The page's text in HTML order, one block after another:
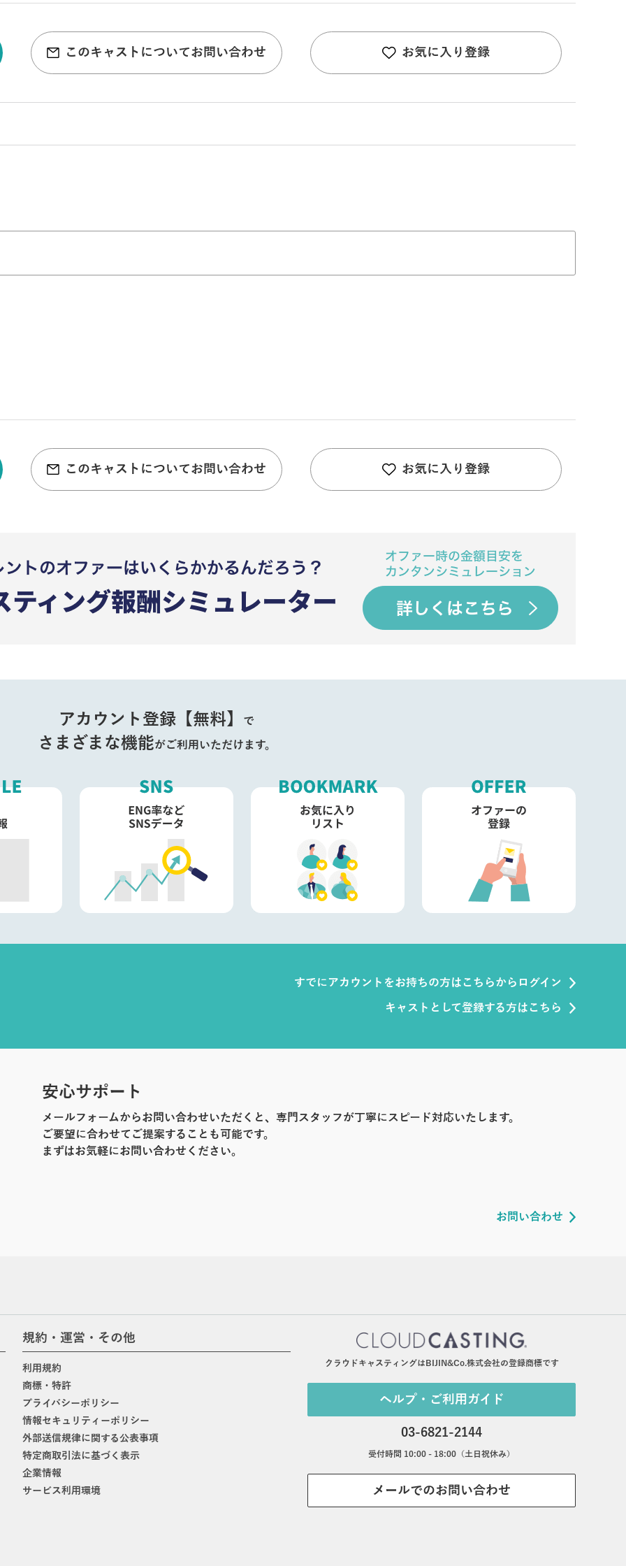
このキャストについてお問い合わせ お気に入り登録
このキャストについてお問い合わせ お気に入り登録
アカウント登録【無料】 で
さまざまな機能がご利用いただけます。
すでにアカウントをお持ちの方はこちらからログイン
キャストとして登録する方はこちら
安心サポート
メールフォームからお問い合わせいただくと、専門スタッフが丁寧にスピード対応いたします。
ご要望に合わせてご提案することも可能です。
まずはお気軽にお問い合わせください。
お問い合わせ
規約・運営・その他
利用規約
商標・特許
プライバシーポリシー
情報セキュリティーポリシー
外部送信規律に関する公表事項
特定商取引法に基づく表示
企業情報
サービス利用環境
クラウドキャスティングはBIJIN&Co.株式会社の登録商標です
ヘルプ・ご利用ガイド
03-6821-2144
受付時間 10:00 - 18:00（土日祝休み）
メールでのお問い合わせ